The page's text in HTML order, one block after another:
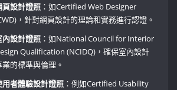
頁設計證照 ：如Certified Web Designer
，針對網頁設計的理論和實務進行認證。
內設計證照 ：如National Council for Interior
Qualification ‌(NCIDQ)，確保室內設計
業的標準與倫理。
用者體驗設計證照 ：例如Certified Usability